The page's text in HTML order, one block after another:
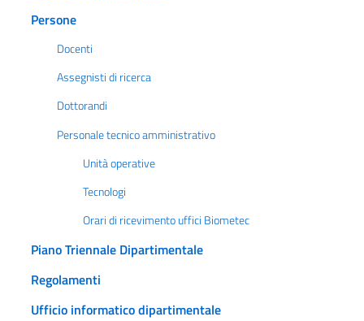
Persone
Docenti
Assegnisti di ricerca
Dottorandi
Personale tecnico amministrativo
Unità operative
Tecnologi
Orari di ricevimento uffici Biometec
Piano Triennale Dipartimentale
Regolamenti
Ufficio informatico dipartimentale